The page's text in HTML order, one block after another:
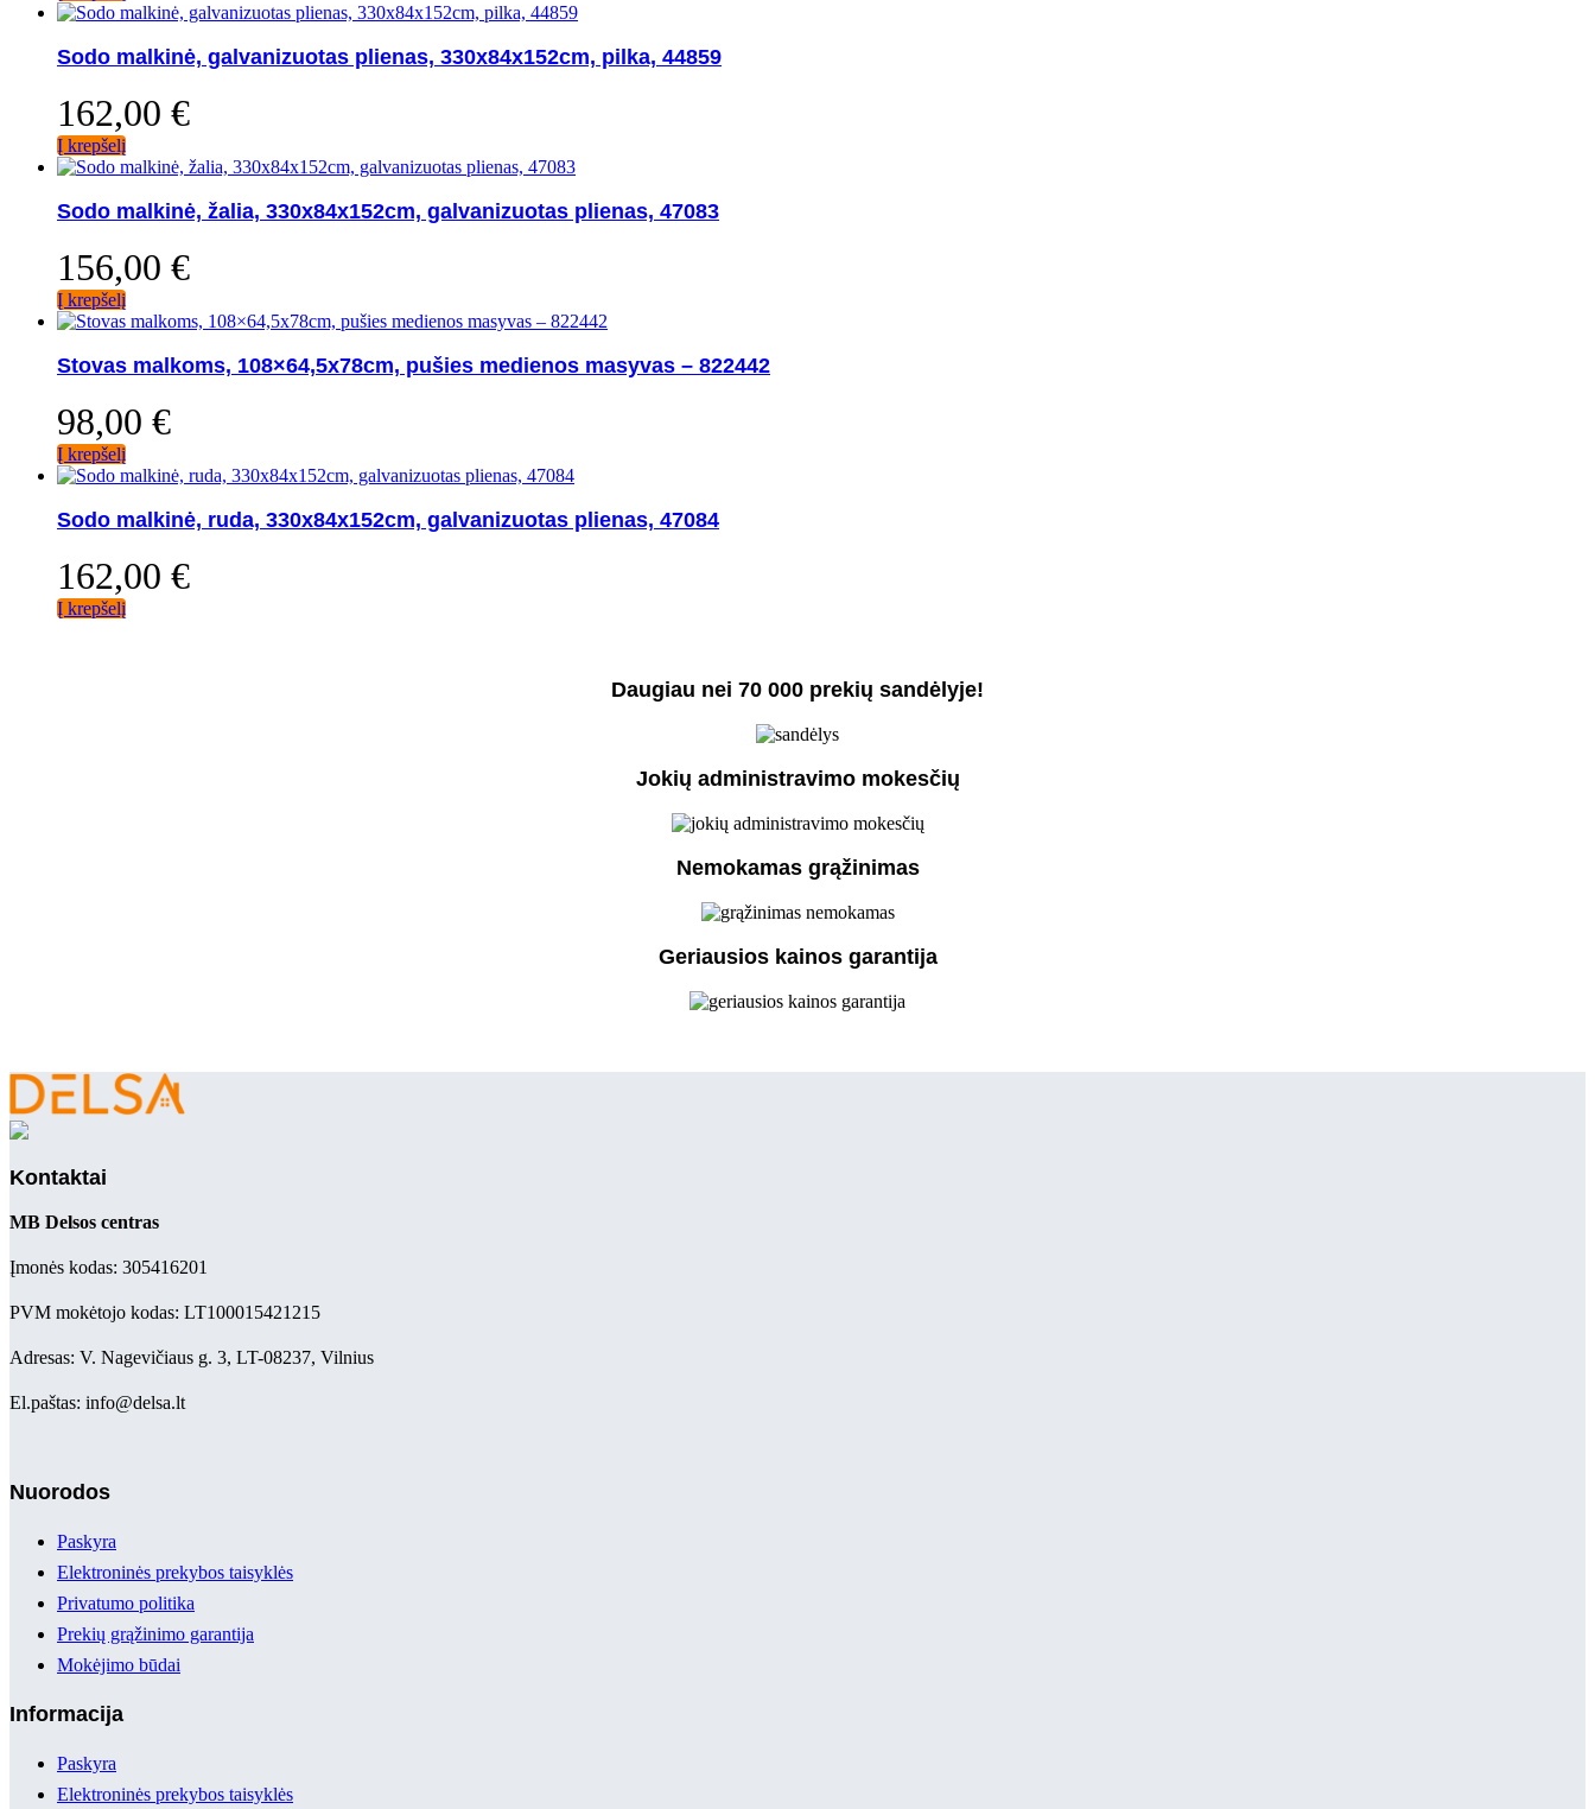
Sodo malkinė, galvanizuotas plienas, 330x84x152cm, pilka, 44859
162,00 €
Į krepšelį
Sodo malkinė, žalia, 330x84x152cm, galvanizuotas plienas, 47083
156,00 €
Į krepšelį
Stovas malkoms, 108×64,5x78cm, pušies medienos masyvas – 822442
98,00 €
Į krepšelį
Sodo malkinė, ruda, 330x84x152cm, galvanizuotas plienas, 47084
162,00 €
Į krepšelį
Daugiau nei 70 000 prekių sandėlyje!
Jokių administravimo mokesčių
Nemokamas grąžinimas
Geriausios kainos garantija
Kontaktai
MB Delsos centras
Įmonės kodas: 305416201
PVM mokėtojo kodas: LT100015421215
Adresas: V. Nagevičiaus g. 3, LT-08237, Vilnius
El.paštas: info@delsa.lt
Nuorodos
Paskyra
Elektroninės prekybos taisyklės
Privatumo politika
Prekių grąžinimo garantija
Mokėjimo būdai
Informacija
Paskyra
Elektroninės prekybos taisyklės